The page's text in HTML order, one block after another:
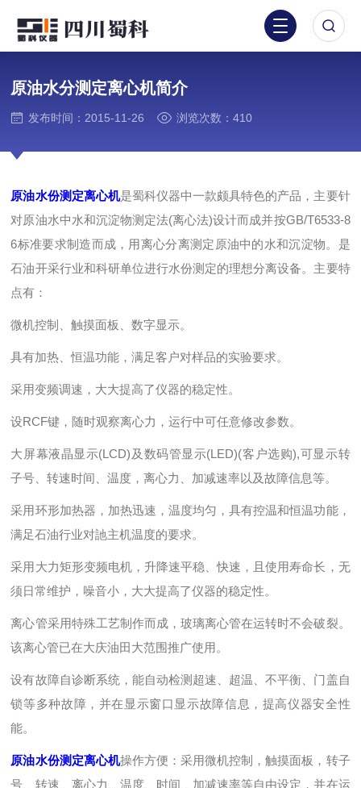
原油水分测定离心机简介
发布时间：2015-11-26 浏览次数：410
原油水份测定离心机是蜀科仪器中一款颇具特色的产品，主要针
对原油水中水和沉淀物测定法(离心法)设计而成并按GB/T6533-8
6标准要求制造而成，用离心分离测定原油中的水和沉淀物。是
石油开采行业和科研单位进行水份测定的理想分离设备。主要特
点有：
微机控制、触摸面板、数字显示。
具有加热、恒温功能，满足客户对样品的实验要求。
采用变频调速，大大提高了仪器的稳定性。
设RCF键，随时观察离心力，运行中可任意修改参数。
大屏幕液晶显示(LCD)及数码管显示(LED)(客户选购),可显示转
子号、转速时间、温度，离心力、加减速率以及故障信息等。
采用环形加热器，加热迅速，温度均匀，具有控温和恒温功能，
满足石油行业对訑主机温度的要求。
采用大力矩形变频电机，升降速平稳、快速，且使用寿命长，无
须日常维护，噪音小，大大提高了仪器的稳定性。
离心管采用特殊工艺制作而成，玻璃离心管在运转时不会破裂。
该离心管已在大庆油田大范围推广使用。
设有故障自诊断系统，能自动检测超速、超温、不平衡、门盖自
锁等多种故障，并在显示窗口显示故障信息，提高仪器安全性
能。
原油水份测定离心机操作方便：采用微机控制，触摸面板，转子
号、转速、离心力、温度、时间、加减速率等自由设定，并在运